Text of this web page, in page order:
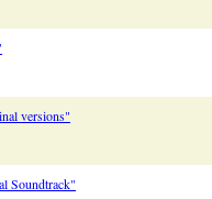
versions"
Soundtrack"